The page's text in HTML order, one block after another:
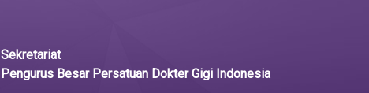
Sekretariat
Pengurus Besar Persatuan Dokter Gigi Indonesia